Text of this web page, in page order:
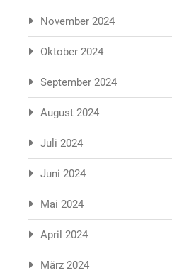
November 2024
Oktober 2024
September 2024
August 2024
Juli 2024
Juni 2024
Mai 2024
April 2024
März 2024